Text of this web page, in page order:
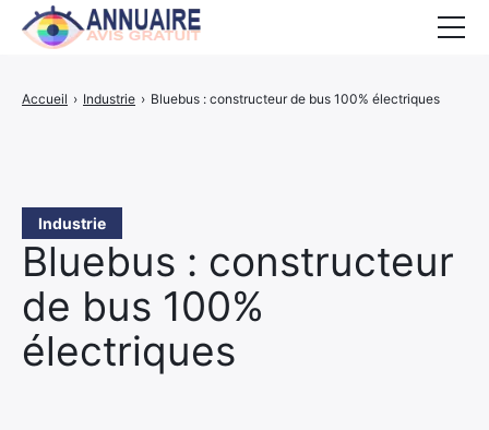
Accueil › Industrie › Bluebus : constructeur de bus 100% électriques
Industrie
Bluebus : constructeur
de bus 100%
électriques